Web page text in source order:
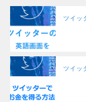
ツイッ
ツイッ